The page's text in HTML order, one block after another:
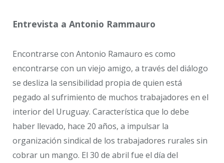
Entrevista a Antonio Rammauro
Encontrarse con Antonio Ramauro es como
encontrarse con un viejo amigo, a través del diálogo
se desliza la sensibilidad propia de quien está
pegado al sufrimiento de muchos trabajadores en el
interior del Uruguay. Característica que lo debe
haber llevado, hace 20 años, a impulsar la
organización sindical de los trabajadores rurales sin
cobrar un mango. El 30 de abril fue el día del